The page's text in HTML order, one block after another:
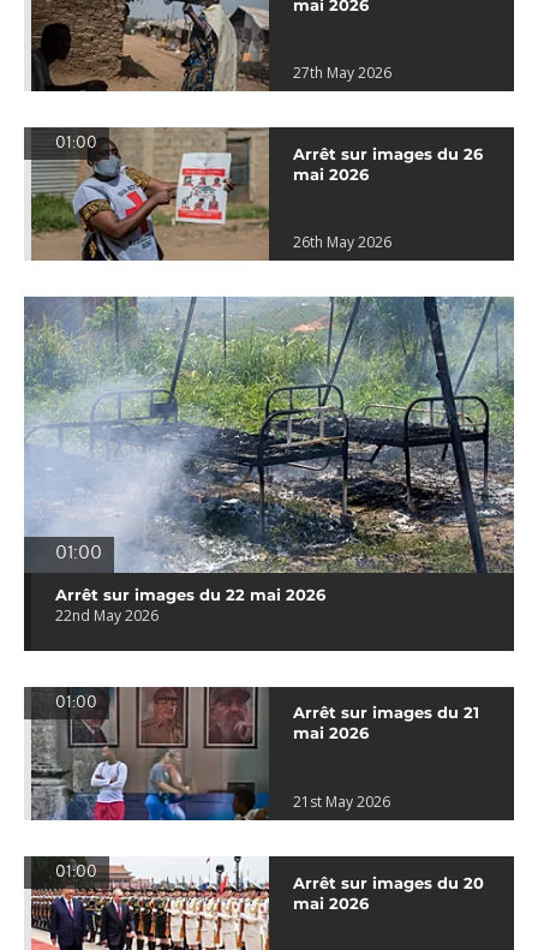
mai 2026
27th May 2026
01:00
Arrêt sur images du 26
mai 2026
26th May 2026
01:00
Arrêt sur images du 22 mai 2026
22nd May 2026
01:00
Arrêt sur images du 21
mai 2026
21st May 2026
01:00
Arrêt sur images du 20
mai 2026